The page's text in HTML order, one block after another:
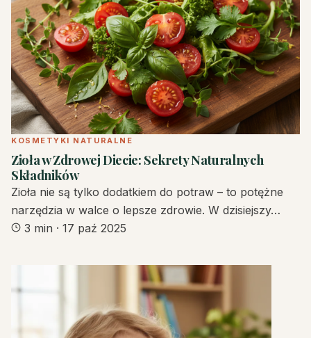
KOSMETYKI NATURALNE
Zioła w Zdrowej Diecie: Sekrety Naturalnych
Składników
Zioła nie są tylko dodatkiem do potraw – to potężne
narzędzia w walce o lepsze zdrowie. W dzisiejszy…
3 min · 17 paź 2025